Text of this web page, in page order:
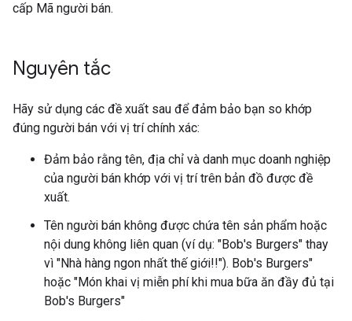
cấp Mã người bán.
Nguyên tắc
Hãy sử dụng các đề xuất sau để đảm bảo bạn so khớp
đúng người bán với vị trí chính xác:
Đảm bảo rằng tên, địa chỉ và danh mục doanh nghiệp
của người bán khớp với vị trí trên bản đồ được đề
xuất.
Tên người bán không được chứa tên sản phẩm hoặc
nội dung không liên quan (ví dụ: "Bob's Burgers" thay
vì "Nhà hàng ngon nhất thế giới!!"). Bob's Burgers"
hoặc "Món khai vị miễn phí khi mua bữa ăn đầy đủ tại
Bob's Burgers"